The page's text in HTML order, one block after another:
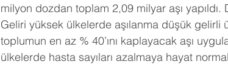
milyon dozdan toplam 2,09 milyar aşı yapıldı.
Geliri yüksek ülkelerde aşılanma düşük gelirli
toplumun en az % 40’ını kaplayacak aşı
ülkelerde hasta sayıları azalmaya hayat